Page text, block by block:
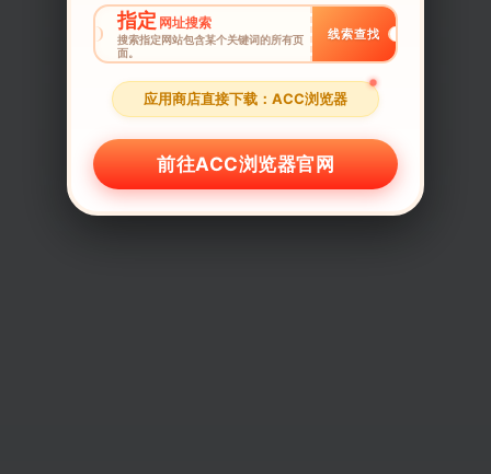
指定 网址搜索
搜索指定网站包含某个关键词的所有页
面。
线索查找
应用商店直接下载：ACC浏览器
前往ACC浏览器官网